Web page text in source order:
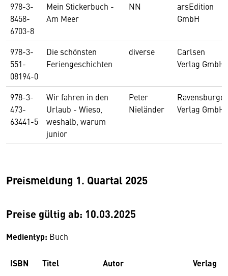
978-3-
8458-
6703-8
Mein Stickerbuch -
Am Meer
NN
arsEdition
GmbH
978-3-
551-
08194-0
Die schönsten
Feriengeschichten
diverse
Carlsen
Verlag GmbH
978-3-
473-
63441-5
Wir fahren in den
Urlaub - Wieso,
weshalb, warum
junior
Peter
Nieländer
Ravensburger
Verlag GmbH
Preismeldung 1. Quartal 2025
Preise gültig ab: 10.03.2025
Medientyp: Buch
ISBN Titel Autor Verlag